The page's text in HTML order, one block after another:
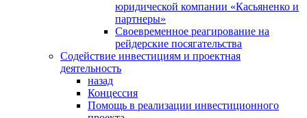
юридической компании «Касьяненко и
партнеры»
Своевременное реагирование на
рейдерские посягательства
Содействие инвестициям и проектная
деятельность
назад
Концессия
Помощь в реализации инвестиционного